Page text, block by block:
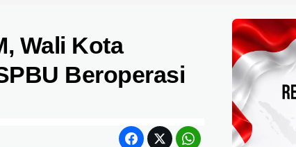
Wali Kota
Beroperasi